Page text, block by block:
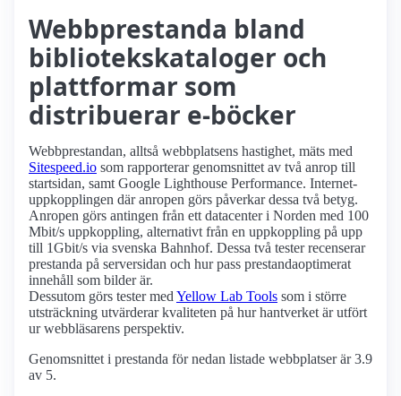
Webbprestanda bland
bibliotekskataloger och
plattformar som
distribuerar e-böcker
Webbprestandan, alltså webbplatsens hastighet, mäts med
Sitespeed.io som rapporterar genomsnittet av två anrop till
startsidan, samt Google Lighthouse Performance. Internet­
uppkopplingen där anropen görs påverkar dessa två betyg.
Anropen görs antingen från ett datacenter i Norden med 100
Mbit/s uppkoppling, alternativt från en uppkoppling på upp
till 1Gbit/s via svenska Bahnhof. Dessa två tester recenserar
prestanda på serversidan och hur pass prestanda­optimerat
innehåll som bilder är.
Dessutom görs tester med Yellow Lab Tools som i större
utsträckning utvärderar kvaliteten på hur hantverket är utfört
ur webbläsarens perspektiv.
Genomsnittet i prestanda för nedan listade webbplatser är 3.9
av 5.